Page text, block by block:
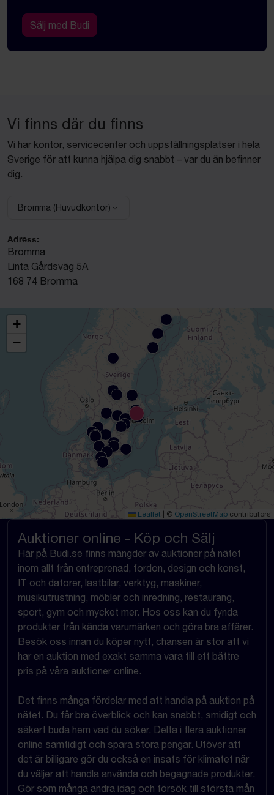
Sälj med Budi
Vi finns där du finns
Vi har kontor, servicecenter och uppställningsplatser i hela
Sverige för att kunna hjälpa dig snabbt – var du än befinner
dig.
Välj anläggning:
Bromma (Huvudkontor)
Adress:
Bromma
Linta Gårdsväg 5A
168 74 Bromma
+
−
Leaflet © OpenStreetMap contributors
Auktioner online - Köp och Sälj
Här på Budi.se finns mängder av auktioner på nätet
inom allt från entreprenad, fordon, design och konst,
IT och datorer, lastbilar, verktyg, maskiner,
musikutrustning, möbler och inredning, restaurang,
sport, gym och mycket mer. Hos oss kan du fynda
produkter från kända varumärken och göra bra affärer.
Besök oss innan du köper nytt, chansen är stor att vi
har en auktion med exakt samma vara till ett bättre
pris på våra auktioner online.
Det finns många fördelar med att handla på auktion på
nätet. Du får bra överblick och kan snabbt, smidigt och
säkert buda hem vad du söker. Delta i flera auktioner
online samtidigt och spara stora pengar. Utöver att
det är billigare gör du också en insats för klimatet när
du väljer att handla använda och begagnade produkter.
Gör som många andra idag och försök till största mån